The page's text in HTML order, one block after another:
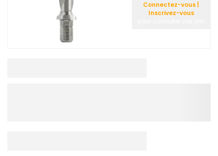
Connectez-vous |
Inscrivez-vous